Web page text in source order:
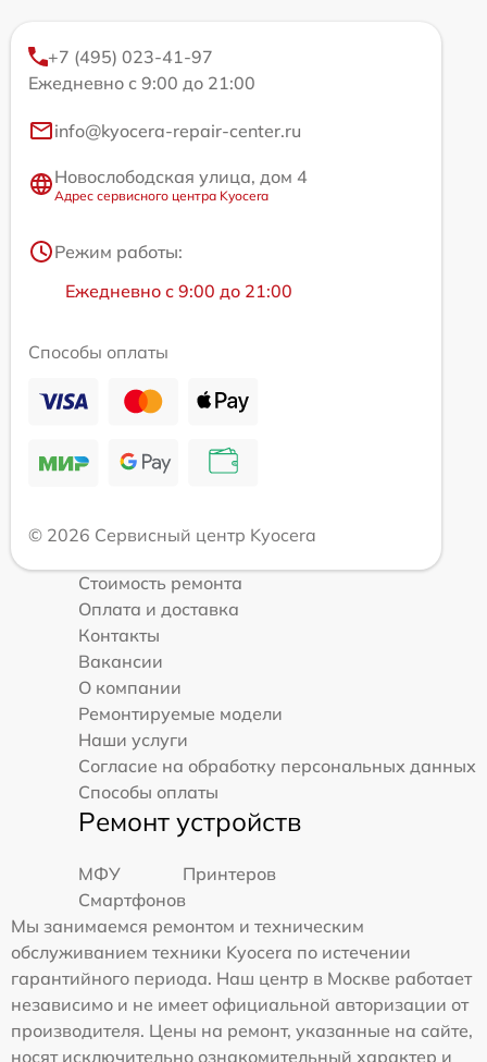
+7 (495) 023-41-97
Ежедневно с 9:00 до 21:00
info@kyocera-repair-center.ru
Новослободская улица, дом 4
Адрес сервисного центра Kyocera
Режим работы:
Ежедневно с 9:00 до 21:00
Способы оплаты
© 2026 Сервисный центр Kyocera
Стоимость ремонта
Оплата и доставка
Контакты
Вакансии
О компании
Ремонтируемые модели
Наши услуги
Согласие на обработку персональных данных
Способы оплаты
Ремонт устройств
МФУ
Принтеров
Смартфонов
Мы занимаемся ремонтом и техническим
обслуживанием техники Kyocera по истечении
гарантийного периода. Наш центр в Москве работает
независимо и не имеет официальной авторизации от
производителя. Цены на ремонт, указанные на сайте,
носят исключительно ознакомительный характер и